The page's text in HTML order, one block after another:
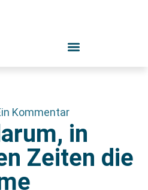
Kommentar
in
Zeiten die